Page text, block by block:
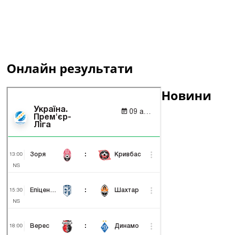
Онлайн результати
Новини